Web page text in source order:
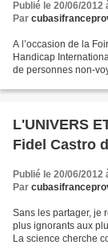
Publié le 20/06/2012
Par
A l’occasion de la
Handicap
de personnes non-
L'UNIVERS
Fidel Castro
Publié le 20/06/2012
Par
Sans les partager, je
plus ignorants aux
La science cherche